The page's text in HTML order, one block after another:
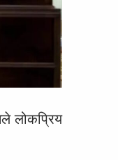
लोकप्रिय